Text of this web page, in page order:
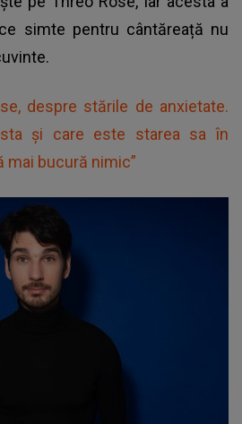
simte pentru cântăreață nu
despre stările de anxietate.
și care este starea sa în
mai bucură nimic”